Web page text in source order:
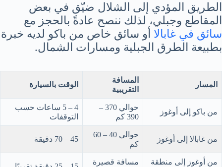
الطريق المؤدي إلى الشلال ضيّق في بعض
المقاطع وجبلي، لذلك ننصح عادةً بالحجز مع
سائق في غابالا أو سائق خاص من باكو لديه خبرة
بطبيعة الطرق الجبلية ومسارات الشمال.
المسار
المسافة
التقريبية
الوقت بالسيارة
من باكو إلى أوغوز
حوالي 370 –
390 كم
4 – 5 ساعات حسب
التوقفات
من غابالا إلى أوغوز
حوالي 40 – 60
كم
45 – 70 دقيقة
من أوغوز إلى منطقة
مسافة قصيرة